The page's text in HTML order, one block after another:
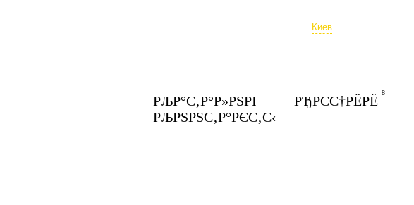
Киев
РЉР°С‚Р°Р»РЅРІ РЂРЄС†РЁРЁ 8
РЉРЅРЅС‚Р°РЄС‚С‹